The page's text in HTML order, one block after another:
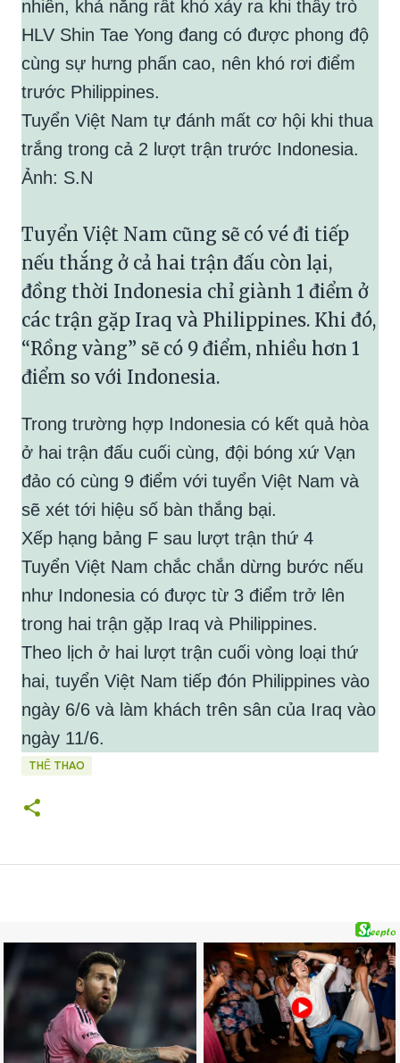
nhiên, khả năng rất khó xảy ra khi thầy trò
HLV Shin Tae Yong đang có được phong độ
cùng sự hưng phấn cao, nên khó rơi điểm
trước Philippines.
Tuyển Việt Nam tự đánh mất cơ hội khi thua
trắng trong cả 2 lượt trận trước Indonesia.
Ảnh: S.N
Tuyển Việt Nam cũng sẽ có vé đi tiếp
nếu thắng ở cả hai trận đấu còn lại,
đồng thời Indonesia chỉ giành 1 điểm ở
các trận gặp Iraq và Philippines. Khi đó,
“Rồng vàng” sẽ có 9 điểm, nhiều hơn 1
điểm so với Indonesia.
Trong trường hợp Indonesia có kết quả hòa
ở hai trận đấu cuối cùng, đội bóng xứ Vạn
đảo có cùng 9 điểm với tuyển Việt Nam và
sẽ xét tới hiệu số bàn thắng bại.
Xếp hạng bảng F sau lượt trận thứ 4
Tuyển Việt Nam chắc chắn dừng bước nếu
như Indonesia có được từ 3 điểm trở lên
trong hai trận gặp Iraq và Philippines.
Theo lịch ở hai lượt trận cuối vòng loại thứ
hai, tuyển Việt Nam tiếp đón Philippines vào
ngày 6/6 và làm khách trên sân của Iraq vào
ngày 11/6.
THỂ THAO